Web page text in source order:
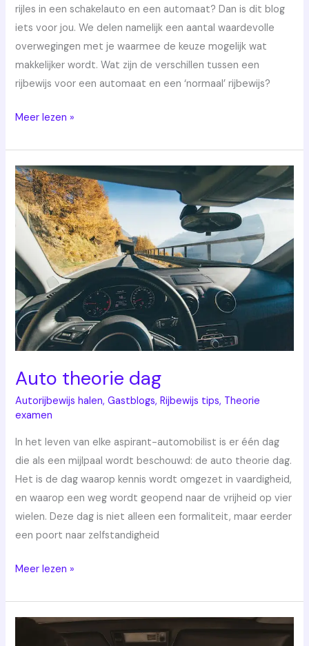
rijles in een schakelauto en een automaat? Dan is dit blog
iets voor jou. We delen namelijk een aantal waardevolle
overwegingen met je waarmee de keuze mogelijk wat
makkelijker wordt. Wat zijn de verschillen tussen een
rijbewijs voor een automaat en een ‘normaal’ rijbewijs?
Meer lezen »
Auto theorie dag
Autorijbewijs halen,Gastblogs,Rijbewijs tips, Theorie
examen
In het leven van elke aspirant-automobilist is er één dag
die als een mijlpaal wordt beschouwd: de auto theorie dag.
Het is de dag waarop kennis wordt omgezet in vaardigheid,
en waarop een weg wordt geopend naar de vrijheid op vier
wielen. Deze dag is niet alleen een formaliteit, maar eerder
een poort naar zelfstandigheid
Auto
theorie
dag
Meer lezen »
Automatisch